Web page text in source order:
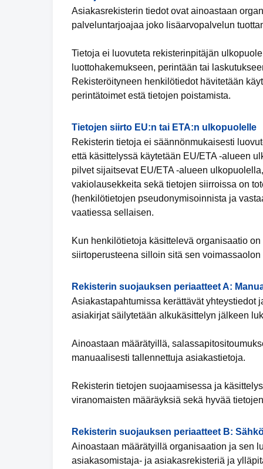
Asiakasrekisterin tiedot ovat ainoastaan
palveluntarjoajaa joko lisäarvopalvelun
Tietoja ei luovuteta rekisterinpitäjän
luottohakemukseen, perintään tai
Rekisteröityneen henkilötiedot hävitetään
perintätoimet estä tietojen poistamista.
Tietojen siirto EU:n tai ETA:n ulkopuolelle
Rekisterin tietoja ei säännönmukaisesti
että käsittelyssä käytetään EU/ETA -alueen
pilvet sijaitsevat EU/ETA -alueen
vakiolausekkeita sekä tietojen siirroissa on
(henkilötietojen pseudonymisoinnista ja
vaatiessa sellaisen.
Kun henkilötietoja käsittelevä organisaatio
siirtoperusteena silloin sitä sen voimassaolon
Rekisterin suojauksen periaatteet A:
Asiakastapahtumissa kerättävät yhteystiedot
asiakirjat säilytetään alkukäsittelyn jälkeen
Ainoastaan määrätyillä,
manuaalisesti tallennettuja asiakastietoja.
Rekisterin tietojen suojaamisessa ja
viranomaisten määräyksiä sekä hyvää
Rekisterin suojauksen periaatteet B:
Ainoastaan määrätyillä organisaation ja sen
asiakasomistaja- ja asiakasrekisteriä ja